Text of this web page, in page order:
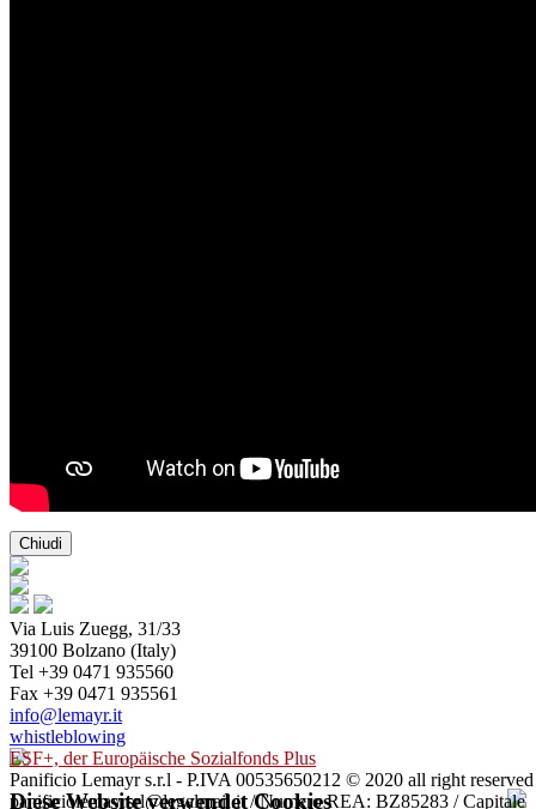
Chiudi
Via Luis Zuegg, 31/33
39100 Bolzano (Italy)
Tel +39 0471 935560
Fax +39 0471 935561
info@lemayr.it
whistleblowing
ESF+, der Europäische Sozialfonds Plus
Panificio Lemayr s.r.l - P.IVA 00535650212 © 2020 all right reserved
panificiolemayrsrl@legalmail.it / Numero REA: BZ85283 / Capitale
Diese Website verwendet Cookies